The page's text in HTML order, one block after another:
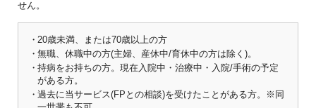
せん。
20歳未満、または70歳以上の方
無職、休職中の方(主婦、産休中/育休中の方は除く)。
持病をお持ちの方。現在入院中・治療中・入院/手術の予定
がある方。
過去に当サービス(FPとの相談)を受けたことがある方。※同